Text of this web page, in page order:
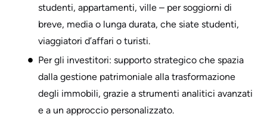
studenti, appartamenti, ville – per soggiorni di
breve, media o lunga durata, che siate studenti,
viaggiatori d’affari o turisti.
Per gli investitori: supporto strategico che spazia
dalla gestione patrimoniale alla trasformazione
degli immobili, grazie a strumenti analitici avanzati
e a un approccio personalizzato.